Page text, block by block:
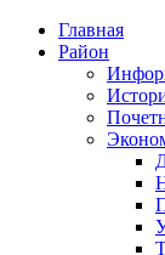
Главная
Район